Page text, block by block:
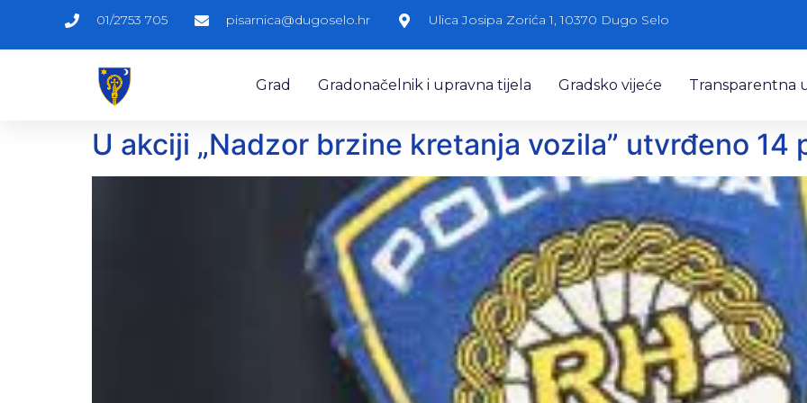
01/2753 705 pisarnica@dugoselo.hr Ulica Josipa Zorića 1, 10370 Dugo Selo
Grad Gradonačelnik i upravna tijela Gradsko vijeće Transparentna
U akciji „Nadzor brzine kretanja vozila” utvrđeno 14